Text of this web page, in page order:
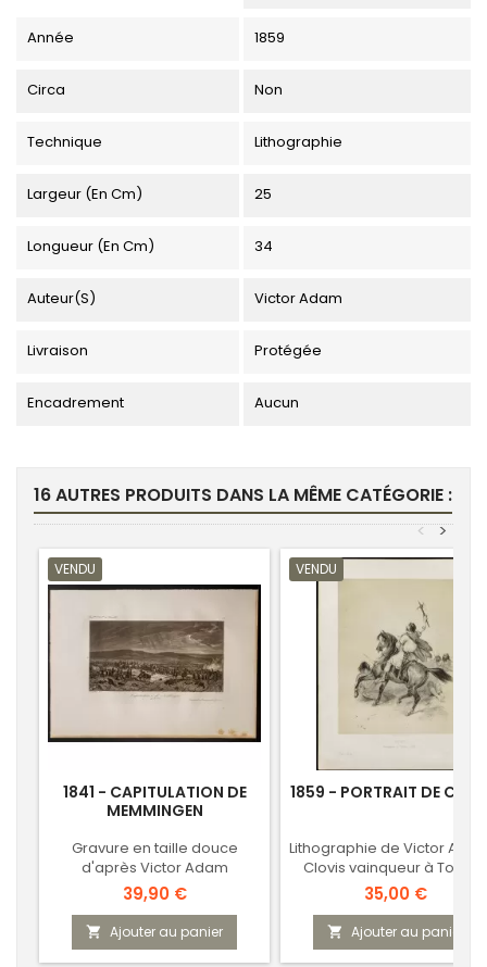
Année 1859
Circa Non
Technique Lithographie
Largeur (en Cm) 25
Longueur (en Cm) 34
Auteur(s) Victor Adam
Livraison Protégée
Encadrement Aucun
16 AUTRES PRODUITS DANS LA MÊME CATÉGORIE :
>
<
VENDU
1841 - CAPITULATION DE
MEMMINGEN
Gravure en taille douce
d'après Victor Adam
Prix
39,90 €
 Ajouter au panier
VENDU
1859 - PORTRAIT DE
Lithographie de Victor
Clovis vainqueur à
Prix
35,00 €
 Ajouter au panier